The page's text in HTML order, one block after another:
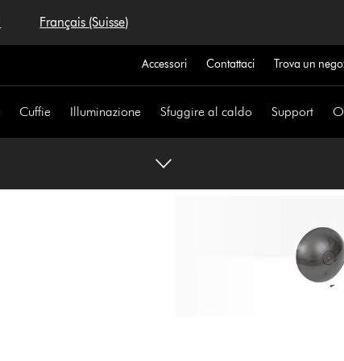
Français (Suisse)
Accessori Contattaci Trova un
Cuffie Illuminazione Sfuggire al caldo Support